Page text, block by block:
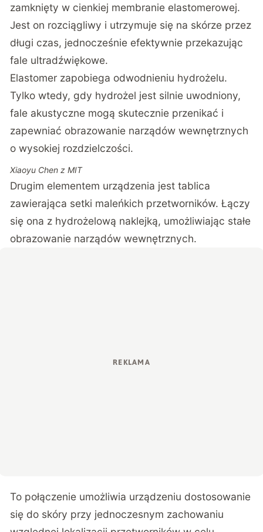
zamknięty w cienkiej membranie elastomerowej.
Jest on rozciągliwy i utrzymuje się na skórze przez
długi czas, jednocześnie efektywnie przekazując
fale ultradźwiękowe.
Elastomer zapobiega odwodnieniu hydrożelu.
Tylko wtedy, gdy hydrożel jest silnie uwodniony,
fale akustyczne mogą skutecznie przenikać i
zapewniać obrazowanie narządów wewnętrznych
o wysokiej rozdzielczości.
Xiaoyu Chen z MIT
Drugim elementem urządzenia jest tablica
zawierająca setki maleńkich przetworników. Łączy
się ona z hydrożelową naklejką, umożliwiając stałe
obrazowanie narządów wewnętrznych.
To połączenie umożliwia urządzeniu dostosowanie
się do skóry przy jednoczesnym zachowaniu